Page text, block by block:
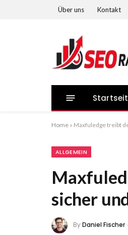
Über uns Kontakt
Home » Maxfuledge treibt
ALLGEMEIN
sicher
ByDaniel Fischer